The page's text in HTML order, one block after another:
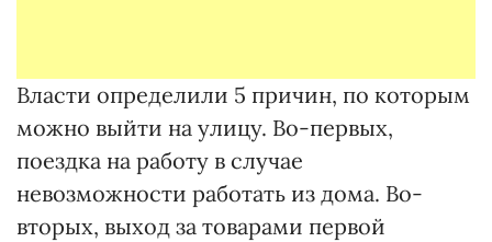
Власти определили 5 причин, по которым
можно выйти на улицу. Во-первых,
поездка на работу в случае
невозможности работать из дома. Во-
вторых, выход за товарами первой